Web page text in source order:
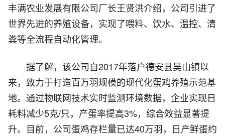
丰满农业发展有限公司厂长王贤洪介绍，公司引进了
世界先进的养殖设备，实现了喂料、饮水、温控、清
粪等全流程自动化管理。
据了解，该公司自2017年落户德安县吴山镇以
来，致力于打造百万羽规模的现代化蛋鸡养殖示范基
地。通过物联网技术实时监测环境数据，企业实现日
耗料减少5克/只，产蛋率提高3%，综合效益显著提
升。目前，公司蛋鸡存栏量已达40万羽，日产鲜蛋约